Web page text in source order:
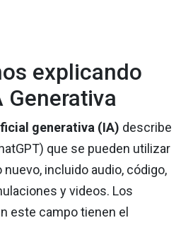
explicando
Generativa
generativa (IA) describe
que se pueden utilizar
incluido audio, código,
y videos. Los
este campo tienen el